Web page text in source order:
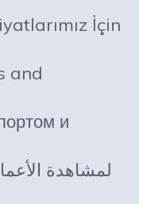
İçin
and
и
لمشاهدة